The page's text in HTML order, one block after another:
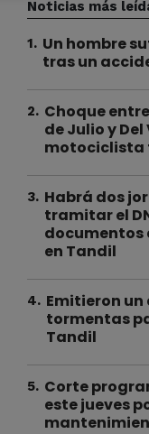
Noticias más
1. Un hombre
tras un
2. Choque
de Julio y Del
motociclista
3. Habrá dos
tramitar el
en Tandil
4. Emitieron
tormentas
Tandil
5. Corte
este jueves